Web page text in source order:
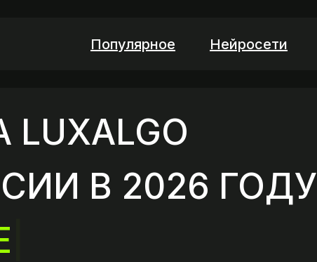
Популярное Нейросети
В 2026 ГОДУ